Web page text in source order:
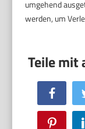
umgehend
werden, um
Facebook
Pinterest